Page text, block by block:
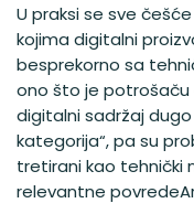
U praksi se sve
kojima digitalni
besprekorno sa
ono što je
digitalni sadržaj
kategorija“, pa su
tretirani kao tehnički
relevantne